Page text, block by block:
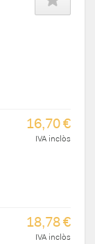
16,70 €
IVA inclòs
18,78 €
IVA inclòs